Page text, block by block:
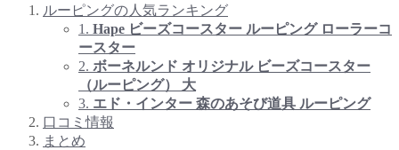
ルーピングの人気ランキング
1. Hape ビーズコースター ルーピング ローラーコ
ースター
2. ボーネルンド オリジナル ビーズコースター
（ルーピング） 大
3. エド・インター 森のあそび道具 ルーピング
口コミ情報
まとめ